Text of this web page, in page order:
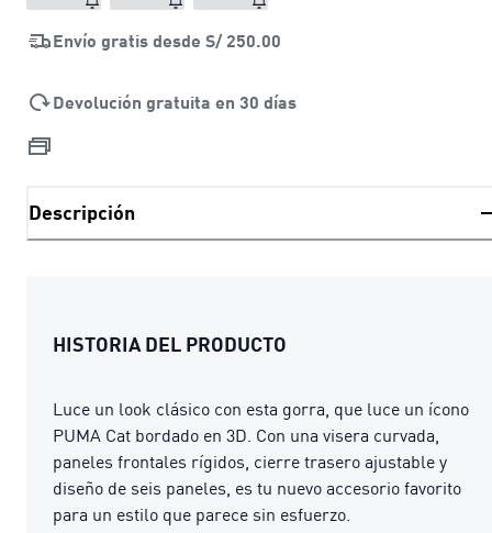
Envío gratis desde S/ 250.00
Devolución gratuita en 30 días
Descripción
HISTORIA DEL PRODUCTO
Luce un look clásico con esta gorra, que luce un ícono
PUMA Cat bordado en 3D. Con una visera curvada,
paneles frontales rígidos, cierre trasero ajustable y
diseño de seis paneles, es tu nuevo accesorio favorito
para un estilo que parece sin esfuerzo.